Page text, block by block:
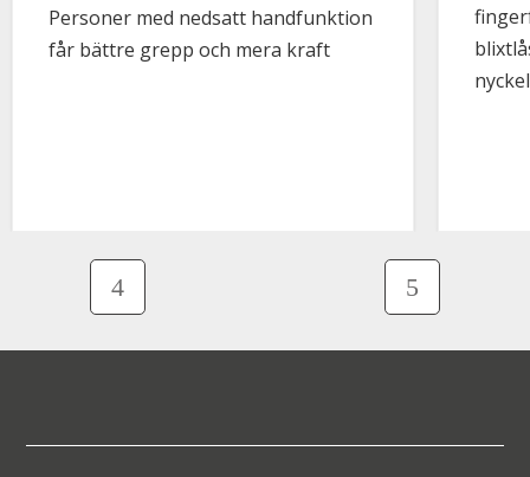
Personer med nedsatt handfunktion
får bättre grepp och mera kraft